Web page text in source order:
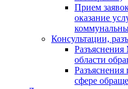
Прием
оказание
Консультации,
области
сфере